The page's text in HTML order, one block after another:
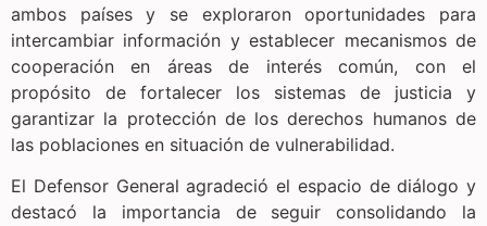
ambos países y se exploraron oportunidades para
intercambiar información y establecer mecanismos de
cooperación en áreas de interés común, con el
propósito de fortalecer los sistemas de justicia y
garantizar la protección de los derechos humanos de
las poblaciones en situación de vulnerabilidad.
El Defensor General agradeció el espacio de diálogo y
destacó la importancia de seguir consolidando la